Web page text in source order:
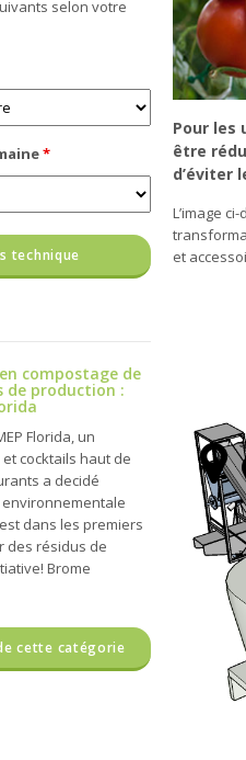
selon votre
*
compostage de
de production :
Florida, un
cocktails haut de
a decidé
environnementale
dans les premiers
des résidus de
Brome
cette catégorie
Pour les
être
d’éviter
L’image
et